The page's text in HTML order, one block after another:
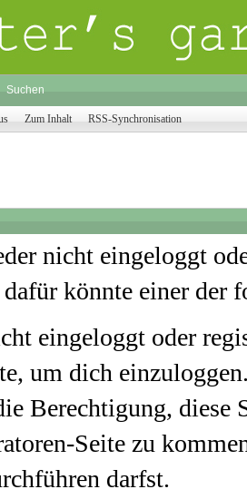
Suchen
Zum Inhalt RSS-Synchronisation
nicht eingeloggt
könnte einer der
eingeloggt oder
um dich
Berechtigung, diese
Seite zu
darfst.